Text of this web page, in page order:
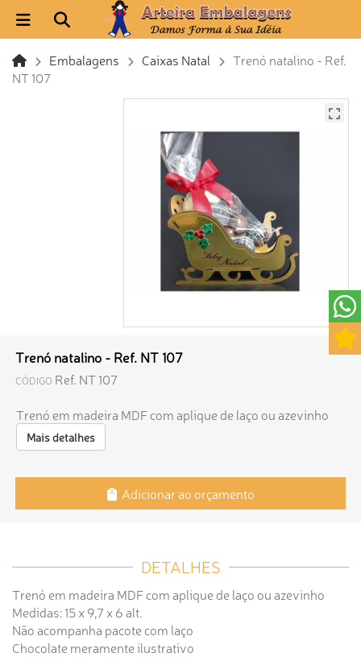
Embalagens Caixas Natal
Trenó natalino - Ref.
NT 107
Trenó natalino - Ref. NT 107
CÓDIGO Ref. NT 107
Trenó em madeira MDF com aplique de laço ou azevinho
Mais detalhes
Adicionar ao orçamento
DETALHES
Trenó em madeira MDF com aplique de laço ou azevinho
Medidas: 15 x 9,7 x 6 alt.
Não acompanha pacote com laço
Chocolate meramente ilustrativo